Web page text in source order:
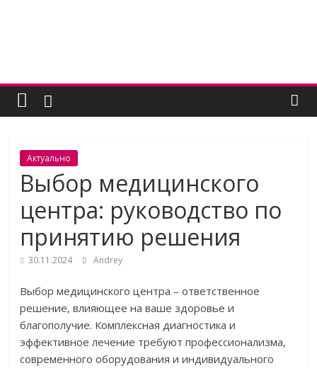
Женский
угодник
Блог
полезных
статей
для
женщин
Актуально
Выбор медицинского
центра: руководство по
принятию решения
30.11.2024 Andrey
Выбор медицинского центра – ответственное
решение, влияющее на ваше здоровье и
благополучие. Комплексная диагностика и
эффективное лечение требуют профессионализма,
современного оборудования и индивидуального